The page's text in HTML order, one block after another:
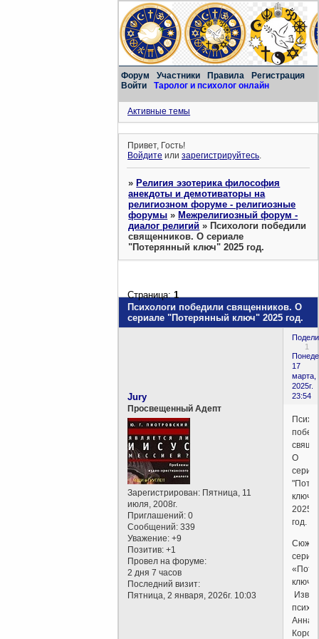
Форум Участники Правила
Регистрация
Войти
Таролог и психолог онлайн
Активные темы
Привет, Гость!
Войдите илизарегистрируйтесь.
»Религия эзотерика философия
анекдоты и демотиваторы на
религиозном форуме - религиозные
форумы »Межрелигиозный форум -
диалог религий »Психологи победили
священников. О сериале
"Потерянный ключ" 2025 год.
Психологи победили священников. О
сериале "Потерянный ключ" 2025 год.
Страница:1
1
17
марта,
2025г.
23:54
Jury
Просвещенный Адепт
Зарегистрирован: Пятница, 11
июля, 2008г.
Приглашений: 0
Сообщений: 339
Уважение: +9
Позитив: +1
Провел на форуме:
2 дня 7 часов
Последний визит:
Пятница, 2 января, 2026г. 10:03
О
ключ"
2025
год.
Сюжет
Анна